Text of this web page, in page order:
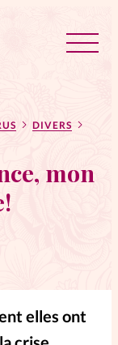
DIVERS
mon
elles ont